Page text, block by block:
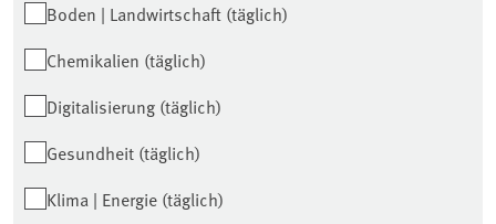
Boden | Landwirtschaft (täglich)
Chemikalien (täglich)
Digitalisierung (täglich)
Gesundheit (täglich)
Klima | Energie (täglich)